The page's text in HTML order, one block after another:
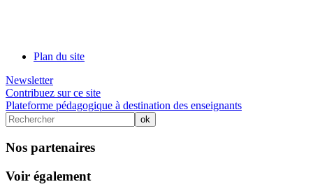
Plan du site
Newsletter
Contribuez sur ce site
Plateforme pédagogique à destination des enseignants
Nos partenaires
Voir également